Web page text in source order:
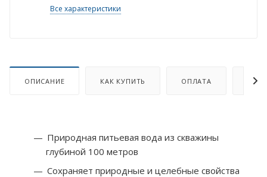
Все характеристики
ОПИСАНИЕ КАК КУПИТЬ ОПЛАТА
Природная питьевая вода из скважины
глубиной 100 метров
Сохраняет природные и целебные свойства